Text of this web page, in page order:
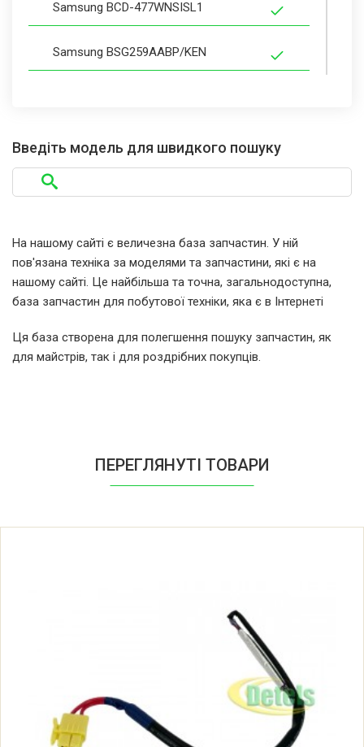
Samsung BCD-477WNSISL1
Samsung BSG259AABP/KEN
Samsung BSG259AAWP/KEN
Samsung BSH1DBBP1/A01
Samsung HM10ZHSW
Samsung MASSIMO
Samsung RH56J6907SL/FA
Введіть модель для швидкого пошуку
На нашому сайті є величезна база запчастин. У ній
пов'язана техніка за моделями та запчастини, які є на
нашому сайті. Це найбільша та точна, загальнодоступна,
база запчастин для побутової техніки, яка є в Інтернеті
Ця база створена для полегшення пошуку запчастин, як
для майстрів, так і для роздрібних покупців.
ПЕРЕГЛЯНУТІ ТОВАРИ